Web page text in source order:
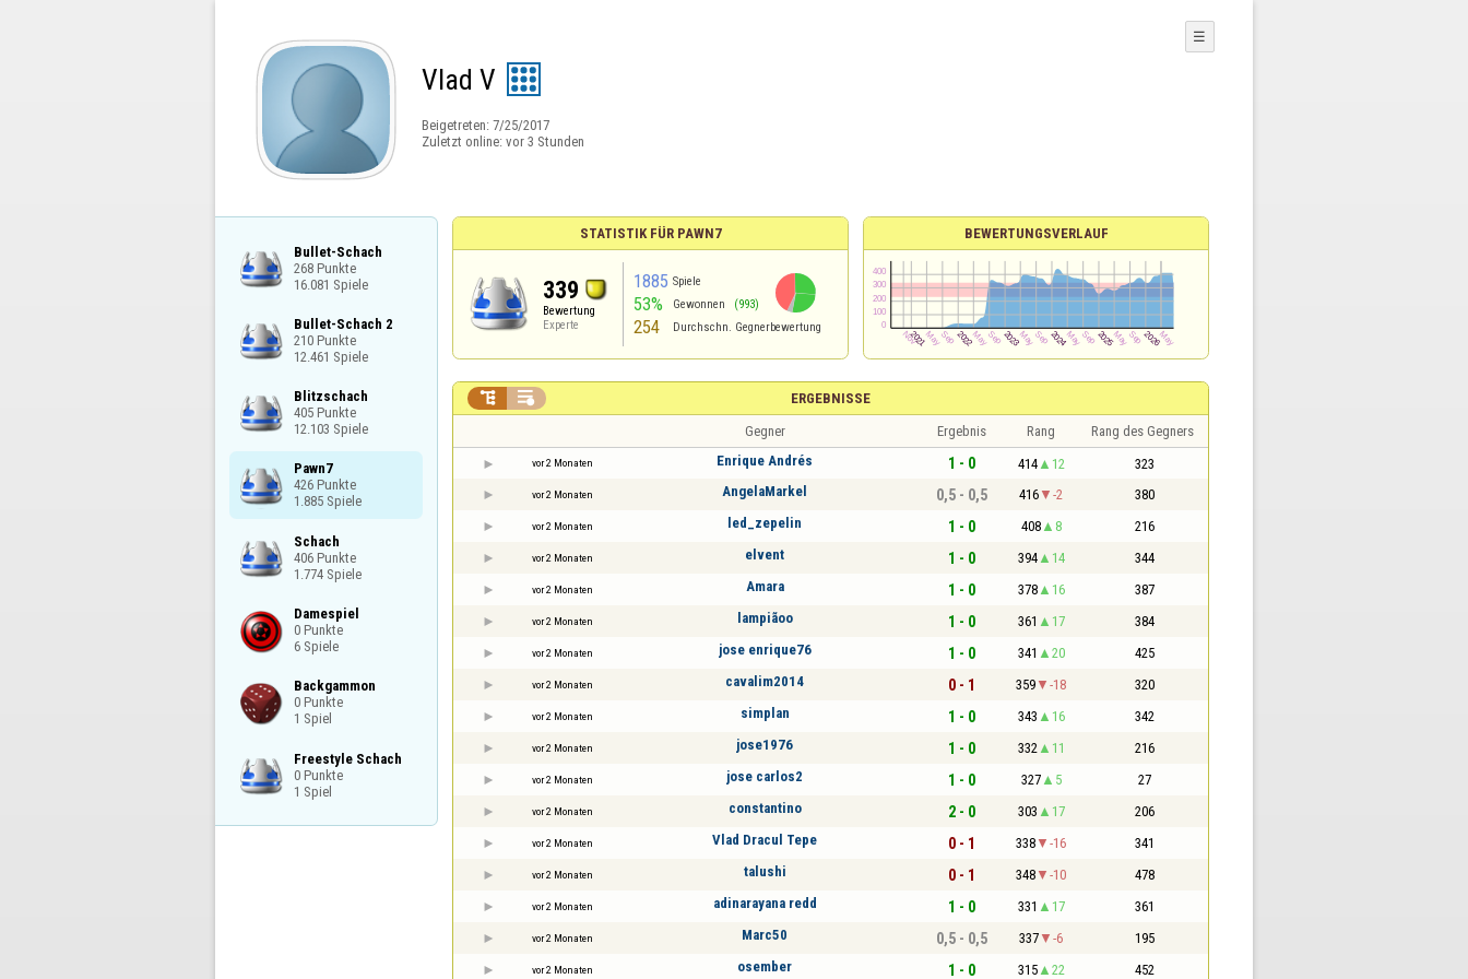
Vlad V
Beigetreten: 7/25/2017
Zuletzt online: vor 3 Stunden
☰
Bullet-Schach
268 Punkte
16.081 Spiele
Bullet-Schach 2
210 Punkte
12.461 Spiele
Blitzschach
405 Punkte
12.103 Spiele
Pawn7
426 Punkte
1.885 Spiele
Schach
406 Punkte
1.774 Spiele
Damespiel
0 Punkte
6 Spiele
Backgammon
0 Punkte
1 Spiel
Freestyle Schach
0 Punkte
1 Spiel
STATISTIK FÜR PAWN7
339
Bewertung
Experte
1885 Spiele
53% Gewonnen (993)
254 Durchschn. Gegnerbewertung
BEWERTUNGSVERLAUF
ERGEBNISSE
 
Gegner Ergebnis Rang Rang des Gegners
vor 2 Monaten Enrique Andrés 1 - 0 414 12 323
vor 2 Monaten AngelaMarkel 0,5 - 0,5 416 -2 380
vor 2 Monaten led_zepelin 1 - 0 408 8 216
vor 2 Monaten elvent 1 - 0 394 14 344
vor 2 Monaten Amara 1 - 0 378 16 387
vor 2 Monaten lampiãoo 1 - 0 361 17 384
vor 2 Monaten jose enrique76 1 - 0 341 20 425
vor 2 Monaten cavalim2014 0 - 1 359 -18 320
vor 2 Monaten simplan 1 - 0 343 16 342
vor 2 Monaten jose1976 1 - 0 332 11 216
vor 2 Monaten jose carlos2 1 - 0 327 5 27
vor 2 Monaten constantino 2 - 0 303 17 206
vor 2 Monaten Vlad Dracul Tepe 0 - 1 338 -16 341
vor 2 Monaten talushi 0 - 1 348 -10 478
vor 2 Monaten adinarayana redd 1 - 0 331 17 361
vor 2 Monaten Marc50 0,5 - 0,5 337 -6 195
vor 2 Monaten osember 1 - 0 315 22 452